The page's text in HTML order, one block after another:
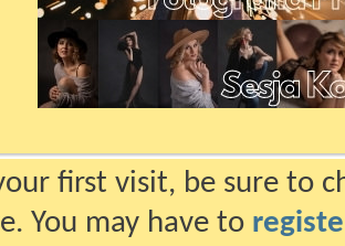
first visit, be sure to
You may have to